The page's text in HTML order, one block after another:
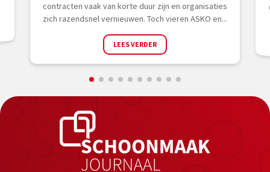
contracten vaak van korte duur zijn en organisaties
zich razendsnel vernieuwen. Toch vieren ASKO en...
LEES VERDER